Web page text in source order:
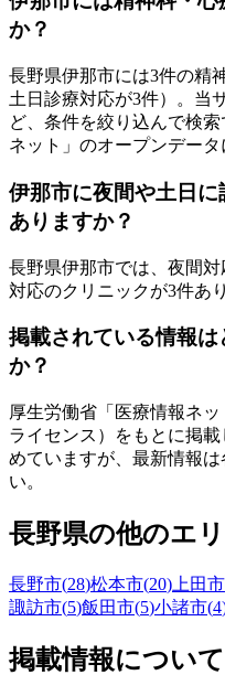
か？
長野県伊那市には3件の精
土日診療対応が3件）
。当
ど、条件を絞り込んで検
ネット」のオープンデータ
伊那市に夜間や土日
ありますか？
長野県伊那市では、夜間
対応のクリニックが3件あ
掲載されている情報
か？
厚生労働省「医療情報ネ
ライセンス）をもとに掲
めていますが、最新情報
い。
長野県の他のエ
長野市(28)松本市(20) 上田市
諏訪市(5)飯田市(5)小諸市(4
掲載情報について